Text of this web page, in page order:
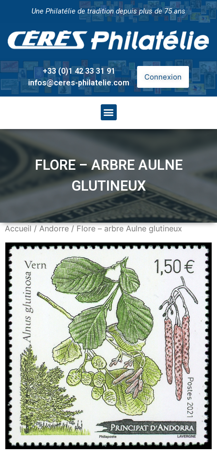
Une Philatélie de tradition depuis plus de 75 ans
+33 (0)1 42 33 31 91
infos@ceres-philatelie.com
Connexion
FLORE – ARBRE AULNE
GLUTINEUX
Accueil/Andorre/ Flore – arbre Aulne glutineux